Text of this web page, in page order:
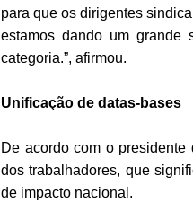
para que os dirigentes
estamos dando um grande
categoria.”, afirmou.
Unificação de datas-bases
De acordo com o
dos trabalhadores, que
de impacto nacional.